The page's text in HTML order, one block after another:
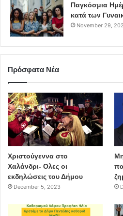
Παγκόσμια
κατά των
November 29,
Πρόσφατα Νέα
Χριστούγεννα στο
Χαλάνδρι- Ολες οι
εκδηλώσεις του Δήμου
December 5, 2023